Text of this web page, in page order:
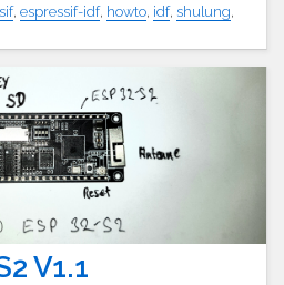
, espressif-idf, howto idf, shulung
V1.1